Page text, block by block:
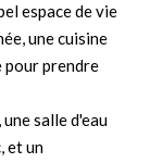
espace de vie
une cuisine
pour prendre
salle d'eau
et un